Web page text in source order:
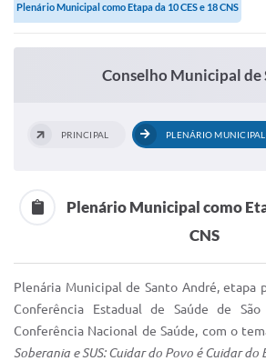
Transparência
Contas Públicas
Declaração de Rendimentos
Fale Conosco
FAQ - Perguntas Frequentes
Plenário Municipal como Etapa da 10 CES e 18 CNS
Conselho Municipal de
PRINCIPAL
Plenário Municipal como
CNS
Plenária Municipal de Santo André, etapa
Conferência Estadual de Saúde de
Conferência Nacional de Saúde, com o
Soberania e SUS: Cuidar do Povo é Cuidar do